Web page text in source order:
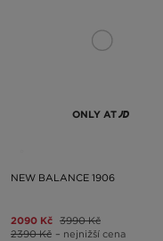
ONLY AT
NEW BALANCE 1906
2090 Kč 3990 Kč
2390 Kč – nejnižší cena